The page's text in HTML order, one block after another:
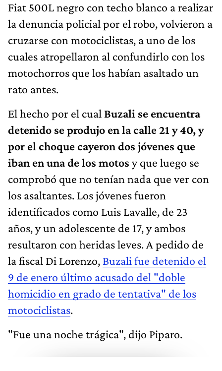
Fiat 500L negro con techo blanco a realizar
la denuncia policial por el robo, volvieron a
cruzarse con motociclistas, a uno de los
cuales atropellaron al confundirlo con los
motochorros que los habían asaltado un
rato antes.
El hecho por el cual Buzali se encuentra
detenido se produjo en la calle 21 y 40, y
por el choque cayeron dos jóvenes que
iban en una de los motos y que luego se
comprobó que no tenían nada que ver con
los asaltantes. Los jóvenes fueron
identificados como Luis Lavalle, de 23
años, y un adolescente de 17, y ambos
resultaron con heridas leves. A pedido de
la fiscal Di Lorenzo, Buzali fue detenido el
9 de enero último acusado del "doble
homicidio en grado de tentativa" de los
motociclistas.
"Fue una noche trágica", dijo Piparo.